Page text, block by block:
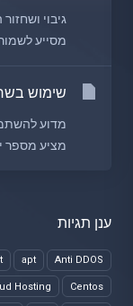
ענן תגיות
Anti DDOS
apt
Centos
Hosting
גיבוי
מסייע
שימוש
מדוע
מציע מספר